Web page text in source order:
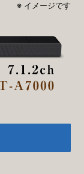
※ イメージです